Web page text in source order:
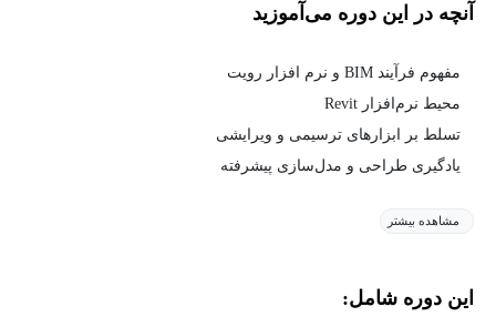
آنچه در این دوره می‌آموزید
مفهوم فرآیند BIM و نرم افزار رویت
محیط نرم‌افزار Revit
تسلط بر ابزارهای ترسیمی و ویرایشی
یادگیری طراحی و مدل‌سازی پیشرفته
مشاهده بیشتر
این دوره شامل: